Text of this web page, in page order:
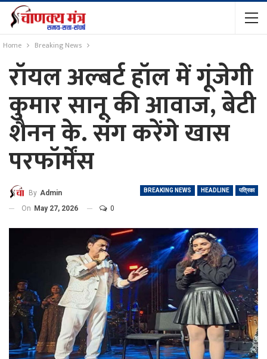
Home Breaking News
रॉयल अल्बर्ट हॉल में गूंजेगी
कुमार सानू की आवाज, बेटी
शैनन के. संग करेंगे खास
परफॉर्मेंस
BREAKING NEWS HEADLINE पत्रिका
By Admin
On May 27, 2026 0